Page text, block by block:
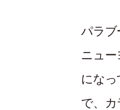
パラブ
ニュー
にな
で、カ